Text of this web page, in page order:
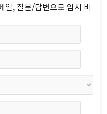
일, 질문/답변으로 임시 비